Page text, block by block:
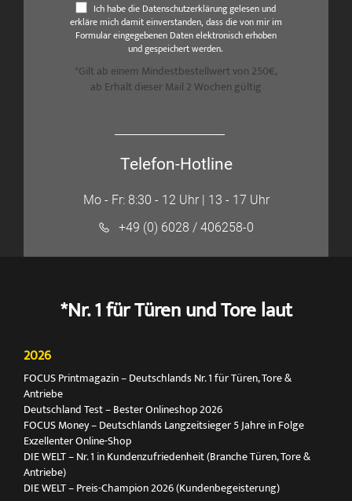
Ich habe die Datenschutzerklärung gelesen und
erkläre mich damit einverstanden, dass die von mir im
Formular eingegebenen Daten elektronisch erhoben
und gespeichert werden.
*Gilt ab einem Mindestbestellwert von 250€,
ab Erhalt dieser Mail 2 Wochen gültig
Telefon-Hotline
Mo - Fr: 8:30 - 12 Uhr | 13 - 17 Uhr
+49 (0) 6028 / 406258-0
*Nr. 1 für Türen und Tore laut
2026
FOCUS Printmagazin – Deutschlands Nr. 1 für Türen, Tore &
Antriebe
Deutschland Test – Bester Onlineshop 2026
FOCUS Money – Deutschlands Langzeitsieger 5 Jahre in Folge
Exzellenter Online-Shop
DIE WELT – Nr. 1 in Kundenzufriedenheit (Branche Türen, Tore &
Antriebe)
DIE WELT – Preis-Champion 2026 (Kundenbegeisterung)